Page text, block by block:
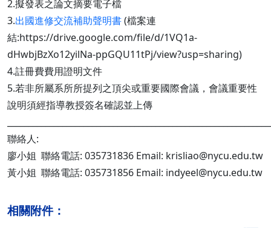
2.擬發表之論文摘要電子檔
3.出國進修交流補助聲明書(檔案連
結:https://drive.google.com/file/d/1VQ1a-
dHwbjBzXo12yilNa-ppGQU11tPj/view?usp=sharing)
4.註冊費費用證明文件
5.若非所屬系所所提列之頂尖或重要國際會議，會議重要性
說明須經指導教授簽名確認並上傳
聯絡人:
廖小姐 聯絡電話: 035731836 Email: krisliao@nycu.edu.tw
黃小姐 聯絡電話: 035731856 Email: indyeel@nycu.edu.tw
相關附件：